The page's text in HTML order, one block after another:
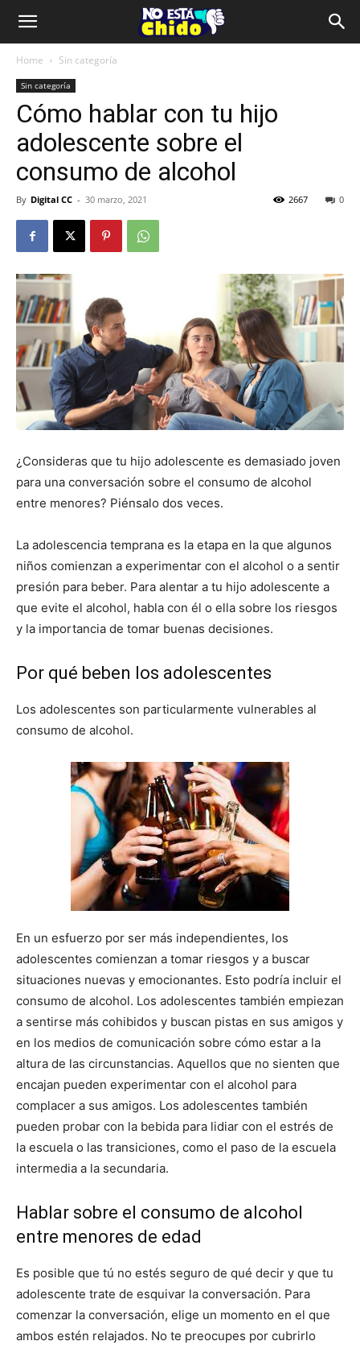
Home Sin categoría
Sin categoría
Cómo hablar con tu hijo
adolescente sobre el
consumo de alcohol
By Digital CC - 30 marzo, 2021 0
2667
¿Consideras que tu hijo adolescente es demasiado joven
para una conversación sobre el consumo de alcohol
entre menores? Piénsalo dos veces.
La adolescencia temprana es la etapa en la que algunos
niños comienzan a experimentar con el alcohol o a sentir
presión para beber. Para alentar a tu hijo adolescente a
que evite el alcohol, habla con él o ella sobre los riesgos
y la importancia de tomar buenas decisiones.
Por qué beben los adolescentes
Los adolescentes son particularmente vulnerables al
consumo de alcohol.
En un esfuerzo por ser más independientes, los
adolescentes comienzan a tomar riesgos y a buscar
situaciones nuevas y emocionantes. Esto podría incluir el
consumo de alcohol. Los adolescentes también empiezan
a sentirse más cohibidos y buscan pistas en sus amigos y
en los medios de comunicación sobre cómo estar a la
altura de las circunstancias. Aquellos que no sienten que
encajan pueden experimentar con el alcohol para
complacer a sus amigos. Los adolescentes también
pueden probar con la bebida para lidiar con el estrés de
la escuela o las transiciones, como el paso de la escuela
intermedia a la secundaria.
Hablar sobre el consumo de alcohol
entre menores de edad
Es posible que tú no estés seguro de qué decir y que tu
adolescente trate de esquivar la conversación. Para
comenzar la conversación, elige un momento en el que
ambos estén relajados. No te preocupes por cubrirlo